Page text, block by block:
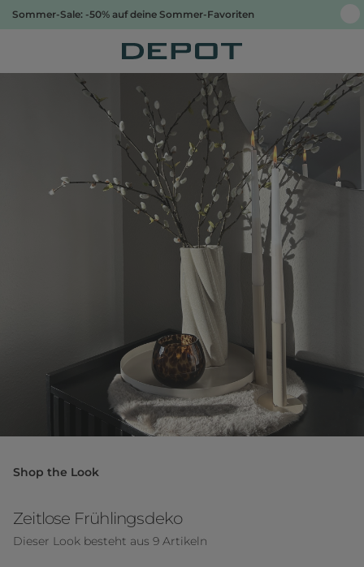
Sommer-Sale: -50% auf deine Sommer-Favoriten
Shop the Look
Zeitlose Frühlingsdeko
Dieser Look besteht aus 9 Artikeln